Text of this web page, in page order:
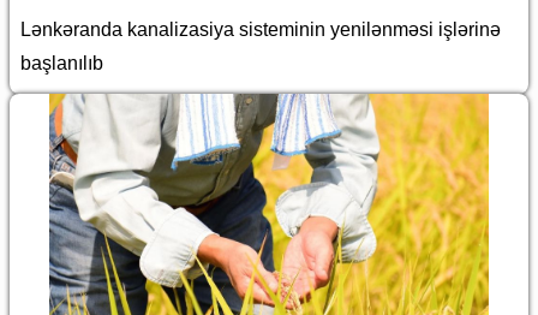
Lənkəranda kanalizasiya sisteminin yenilənməsi işlərinə
başlanılıb